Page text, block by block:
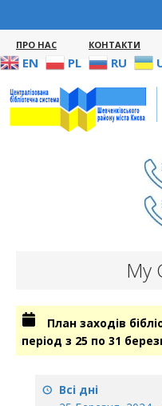
ПРО НАС КОНТАКТИ
EN PL RU
My
План заходів
період з 25 по 31
Всі дні